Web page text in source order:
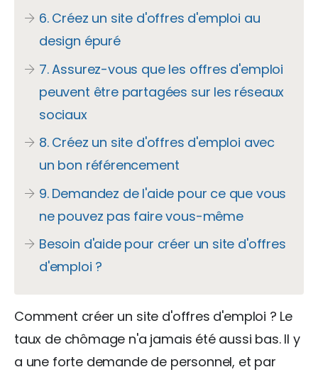
6. Créez un site d'offres d'emploi au
design épuré
7. Assurez-vous que les offres d'emploi
peuvent être partagées sur les réseaux
sociaux
8. Créez un site d'offres d'emploi avec
un bon référencement
9. Demandez de l'aide pour ce que vous
ne pouvez pas faire vous-même
Besoin d'aide pour créer un site d'offres
d'emploi ?
Comment créer un site d'offres d'emploi ? Le
taux de chômage n'a jamais été aussi bas. Il y
a une forte demande de personnel, et par